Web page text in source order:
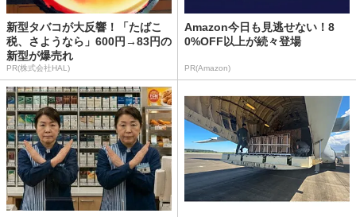
新型タバコが大反響！「たばこ
税、さようなら」600円→83円の
新型が爆売れ
PR(株式会社HAL)
Amazon今日も見逃せない！8
0%OFF以上が続々登場
PR(Amazon)